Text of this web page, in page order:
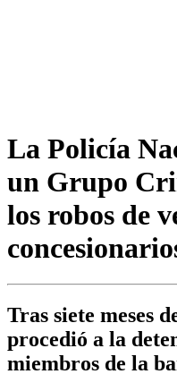
La Policía
un Grupo
los robos de
Tras siete meses
procedió a la
miembros de la